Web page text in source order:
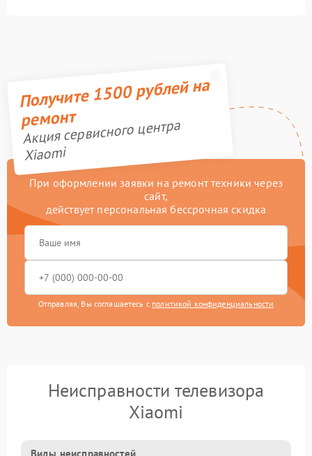
Получите 1500 рублей на
ремонт
Акция сервисного центра
Xiaomi
При оформлении заявки на ремонт техники через
сайт,
действует персональная бессрочная скидка
Отправляя, Вы соглашаетесь с политикой конфиденциальности
Неисправности телевизора
Xiaomi